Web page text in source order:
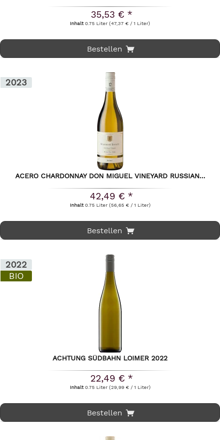
35,53 € *
Inhalt0.75 Liter(47,37 € / 1 Liter)
Bestellen
2023
ACERO CHARDONNAY DON MIGUEL VINEYARD RUSSIAN...
42,49 € *
Inhalt0.75 Liter (56,65 € / 1 Liter)
Bestellen
2022
BIO
ACHTUNG SÜDBAHN LOIMER 2022
22,49 € *
Inhalt0.75 Liter (29,99 € / 1 Liter)
Bestellen